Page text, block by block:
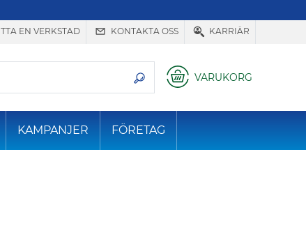
EN VERKSTAD KONTAKTA OSS KARRIÄR
VARUKORG
KAMPANJER FÖRETAG